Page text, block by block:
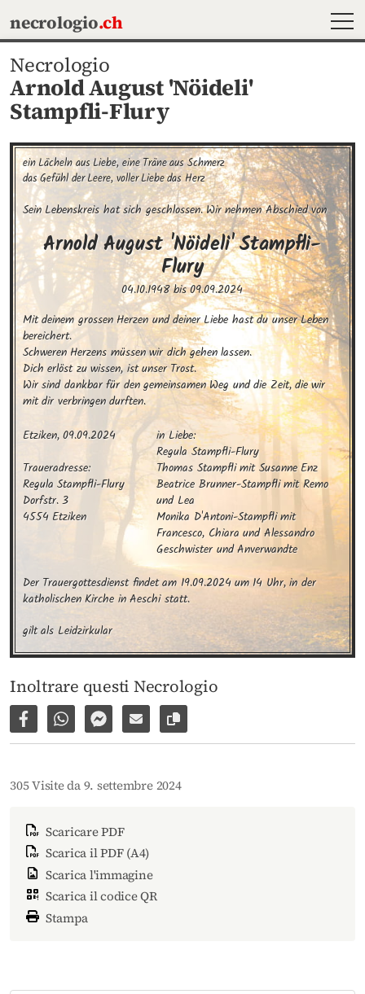
necrologio.ch
Necrologio
Arnold August 'Nöideli'
Stampfli-Flury
ein Lächeln aus Liebe, eine Träne aus Schmerz
das Gefühl der Leere, voller Liebe das Herz
Sein Lebenskreis hat sich geschlossen. Wir nehmen Abschied von
Arnold August 'Nöideli'Stampfli-
Flury
04.10.1948bis09.09.2024
Mit deinem grossen Herzen und deiner Liebe hast du unser Leben
bereichert.
Schweren Herzens müssen wir dich gehen lassen.
Dich erlöst zu wissen, ist unser Trost.
Wir sind dankbar für den gemeinsamen Weg und die Zeit, die wir
mit dir verbringen durften.
Etziken, 09.09.2024
Traueradresse:
Regula Stampfli-Flury
Dorfstr. 3
4554 Etziken
in Liebe:
Regula Stampfli-Flury
Thomas Stampfli mit Susanne Enz
Beatrice Brunner-Stampfli mit Remo
und Lea
Monika D'Antoni-Stampfli mit
Francesco, Chiara und Alessandro
Geschwister und Anverwandte
Der Trauergottesdienst findet am 19.09.2024 um 14 Uhr, in der
katholischen Kirche in Aeschi statt.
gilt als Leidzirkular
Inoltrare questi Necrologio
Condividi su Facebook
Condividi su WhatsApp
Inviare per Facebook Messenger
Inviare per email
Copia il link alla pagina
305 Visite da 9. settembre 2024
Scaricare PDF
Scarica il PDF (A4)
Scarica l'immagine
Scarica il codice QR
Stampa